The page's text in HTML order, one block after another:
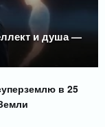
и душа —
в 25